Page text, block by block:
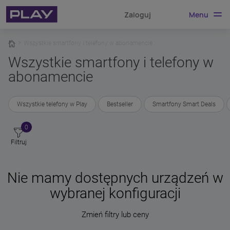
Zaloguj Menu
Wszystkie smartfony i telefony w
abonamencie
Wszystkie telefony w Play Bestseller Smartfony Smart Deals
Filtruj
0
Nie mamy dostępnych urządzeń w
wybranej konfiguracji
Zmień filtry lub ceny